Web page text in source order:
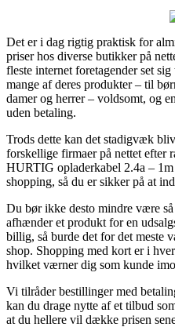
Det er i dag rigtig praktisk for
priser hos diverse butikker på
fleste internet foretagender set
mange af deres produkter – til
damer og herrer – voldsomt, og
uden betaling.
Trods dette kan det stadigvæk
forskellige firmaer på nettet efter
HURTIG opladerkabel 2.4a –
shopping, så du er sikker på at
Du bør ikke desto mindre være
afhænder et produkt for en
billig, så burde det for det meste
shop. Shopping med kort er i
hvilket værner dig som kunde
Vi tilråder bestillinger med
kan du drage nytte af et tilbud
at du hellere vil dække prisen